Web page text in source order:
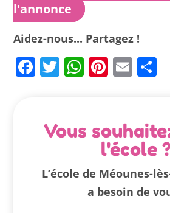
l'annonce
Aidez-nous... Partagez !
Facebook
Twitter
WhatsApp
Email
Vous
l'école
L’école de Méounes-
a besoin de